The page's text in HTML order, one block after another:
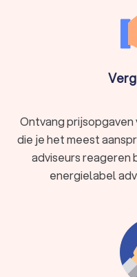
Ontvang
die je het meest
adviseurs reageren
energielabel